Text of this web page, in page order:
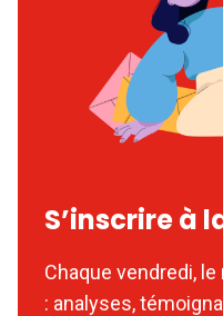
S’inscrire à
Chaque vendredi,
: analyses,